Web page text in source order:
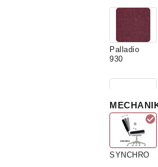
Palladio
930
Final 135
červená
SYNCHRO